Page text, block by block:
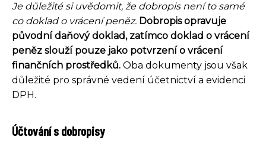
Je důležité si uvědomit, že dobropis není to samé
co doklad o vrácení peněz. Dobropis opravuje
původní daňový doklad, zatímco doklad o vrácení
peněz slouží pouze jako potvrzení o vrácení
finančních prostředků. Oba dokumenty jsou však
důležité pro správné vedení účetnictví a evidenci
DPH.
Účtování s dobropisy